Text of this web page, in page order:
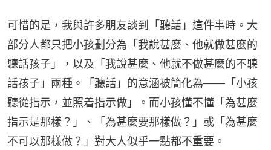
可惜的是，我與許多朋友談到「聽話」這件事時。大
部分人都只把小孩劃分為「我說甚麼、他就做甚麼的
聽話孩子」，以及「我說甚麼、他就不做甚麼的不聽
話孩子」兩種。「聽話」的意涵被簡化為——「小孩
聽從指示，並照着指示做」。而小孩懂不懂「為甚麼
指示是那樣？」、「為甚麼要那樣做？」或「為甚麼
不可以那樣做？」對大人似乎一點都不重要。